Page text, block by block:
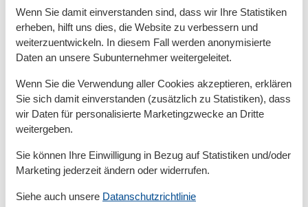
Außen
Garten/Liegewiese
Grill
Parkplatz am Objekt
Terrasse/Veranda
Umfriedetes Gebäude/Grundstück
Dusche
Wenn Sie damit einverstanden sind, dass wir Ihre Statistiken
erheben, hilft uns dies, die Website zu verbessern und
weiterzuentwickeln. In diesem Fall werden anonymisierte
Daten an unsere Subunternehmer weitergeleitet.
Wenn Sie die Verwendung aller Cookies akzeptieren, erklären
Sie sich damit einverstanden (zusätzlich zu Statistiken), dass
wir Daten für personalisierte Marketingzwecke an Dritte
weitergeben.
Sie können Ihre Einwilligung in Bezug auf Statistiken und/oder
Marketing jederzeit ändern oder widerrufen.
Siehe auch unsere Datanschutzrichtlinie